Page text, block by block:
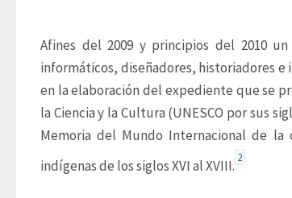
Afines del 2009 y principios del 2010
informáticos, diseñadores, historiadores e
en la elaboración del expediente que se
la Ciencia y la Cultura (UNESCO por sus
Memoria del Mundo Internacional de la
indígenas de los siglos XVI al XVIII. 2